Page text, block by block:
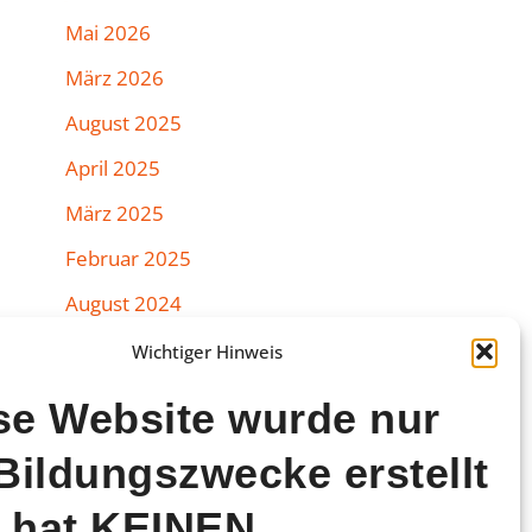
Wichtiger Hinweis
Website wurde nur
erstellt
Mai 2026
März 2026
August 2025
April 2025
März 2025
Februar 2025
August 2024
Juli 2024
März 2024
Februar 2024